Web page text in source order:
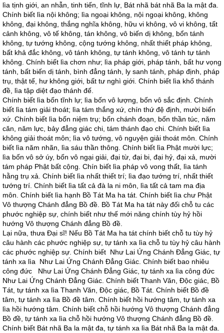
lìa tịnh giới, an nhẫn, tinh tiến, tĩnh lự, Bát nhã bát nhã Ba la mật đa.
Chính biết lìa nội không; lìa ngoại không, nội ngoại không, không
không, đại không, thắng nghĩa không, hữu vi không, vô vi không, tất
cảnh không, vô tế không, tán không, vô biến dị không, bổn tánh
không, tự tướng không, cộng tướng không, nhất thiết pháp không,
bất khả đắc không, vô tánh không, tự tánh không, vô tánh tự tánh
không. Chính biết lìa chơn như; lìa pháp giới, pháp tánh, bất hư vọng
tánh, bất biến dị tánh, bình đẳng tánh, ly sanh tánh, pháp định, pháp
trụ, thật tế, hư không giới, bất tư nghì giới. Chính biết lìa khổ thánh
đề, lìa tập diệt đạo thánh đế.
Chính biết lìa bốn tĩnh lự; lìa bốn vô lượng, bốn vô sắc định. Chính
biết lìa tám giải thoát; lìa tám thắng xứ, chín thứ đệ định, mười biến
xứ. Chính biết lìa bốn niệm trụ; bốn chánh đoạn, bốn thần túc, năm
căn, năm lực, bảy đẳng giác chi, tám thánh đạo chi. Chính biết lìa
không giải thoát môn; lìa vô tướng, vô nguyện giải thoát môn. Chính
biết lìa năm nhãn, lìa sáu thần thông. Chính biết lìa Phật mười lực;
lìa bốn vô sở úy, bốn vô ngại giải, đại từ, đại bi, đại hỷ, đại xả, mười
tám pháp Phật bất cộng. Chín biết lìa pháp vô vong thất, lìa tánh
hằng trụ xả. Chính biết lìa nhất thiết trí; lìa đạo tướng trí, nhất thiết
tướng trí. Chính biết lìa tất cả đà la ni môn, lìa tất cả tam ma địa
môn. Chính biết lìa hạnh Bồ Tát Ma ha tát. Chính biết lìa chư Phật
Vô thượng Chánh đẳng Bồ đề. Bồ Tát Ma ha tát này đối chỗ tu các
phước nghiệp sự, chính biết như thế mới năng chính tùy hỷ hồi
hướng Vô thượng Chánh đẳng Bồ đề.
Lại nữa, thưa Ðại sĩ! Nếu Bồ Tát Ma ha tát chính biết chỗ tu tùy hỷ
câu hành các phước nghiệp sự, tự tánh xa lìa chỗ tu tùy hỷ câu hành
các phước nghiệp sự. Chính biết Như Lai Ứng Chánh Ðẳng Giác, tự
tánh xa lìa Như Lai Ứng Chánh Ðẳng Giác. Chính biết bao nhiêu
công đức Như Lai Ứng Chánh Ðẳng Giác, tự tánh xa lìa công đức
Như Lai Ứng Chánh Ðẳng Giác. Chính biết Thanh Văn, Ðộc giác, Bồ
Tát, tự tánh xa lìa Thanh Văn, Ðộc giác, Bồ Tát. Chính biết Bồ đề
tâm, tự tánh xa lìa Bồ đề tâm. Chính biết hồi hướng tâm, tự tánh xa
lìa hồi hướng tâm. Chính biết chỗ hồi hướng Vô thượng Chánh đẳng
Bồ đề, tự tánh xa lìa chỗ hồi hướng Vô thượng Chánh đẳng Bồ đề.
Chính biết Bát nhã Ba la mật đa, tự tánh xa lìa Bát nhã Ba la mật đa.